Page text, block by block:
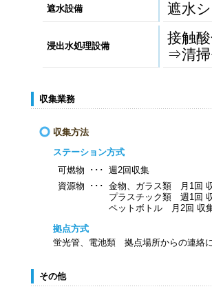
遮水設備 遮水
浸出水処理設備
接触
⇒清掃
収集業務
収集方法
ステーション方式
可燃物
･･･ 週2回収集
資源物
･･･ 金物、ガラス類 月1回
プラスチック類 週1回
ペットボトル 月2回 収
拠点方式
蛍光管、電池類 拠点場所からの連絡
その他